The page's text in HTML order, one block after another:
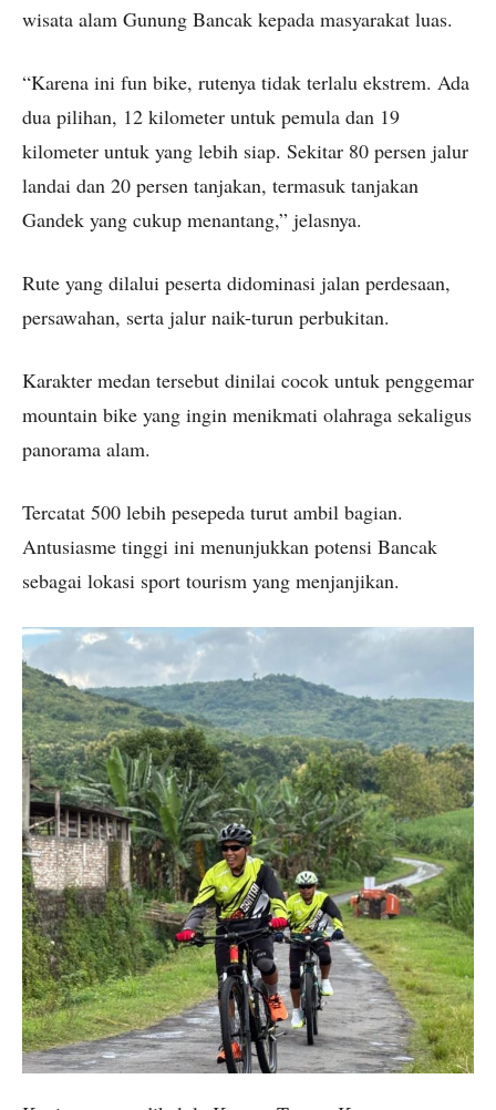
wisata alam Gunung Bancak kepada masyarakat luas.
“Karena ini fun bike, rutenya tidak terlalu ekstrem. Ada
dua pilihan, 12 kilometer untuk pemula dan 19
kilometer untuk yang lebih siap. Sekitar 80 persen jalur
landai dan 20 persen tanjakan, termasuk tanjakan
Gandek yang cukup menantang,” jelasnya.
Rute yang dilalui peserta didominasi jalan perdesaan,
persawahan, serta jalur naik-turun perbukitan.
Karakter medan tersebut dinilai cocok untuk penggemar
mountain bike yang ingin menikmati olahraga sekaligus
panorama alam.
Tercatat 500 lebih pesepeda turut ambil bagian.
Antusiasme tinggi ini menunjukkan potensi Bancak
sebagai lokasi sport tourism yang menjanjikan.